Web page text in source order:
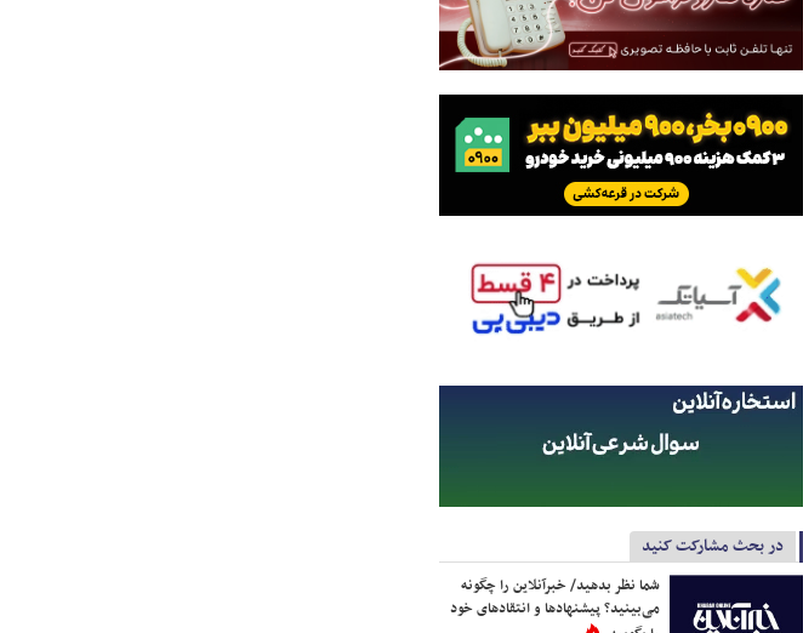
در بحث مشارکت کنید
شما نظر بدهید/ خبرآنلاین را چگونه
می‌بینید؟ پیشنهادها و انتقادهای خود